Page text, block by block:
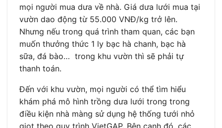
mọi người mua dưa về nhà. Giá dưa lưới mua tại
vườn dao động từ 55.000 VNĐ/kg trở lên.
Nhưng nếu trong quá trình tham quan, các bạn
muốn thưởng thức 1 ly bạc hà chanh, bạc hà
sữa, đá bào… trong khu vườn thì sẽ phải tự
thanh toán.
Đến với khu vườn, mọi người có thể tìm hiểu
khám phá mô hình trồng dưa lưới trong trong
điều kiện nhà màng sử dụng hệ thống tưới nhỏ